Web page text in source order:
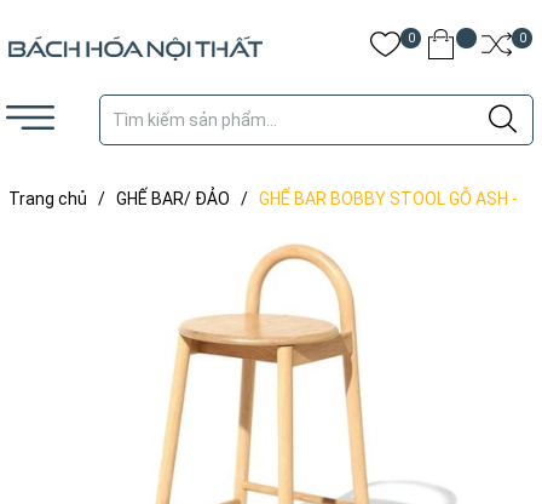
0 0
Trang chủ / GHẾ BAR/ ĐẢO / GHẾ BAR BOBBY STOOL GỖ ASH -